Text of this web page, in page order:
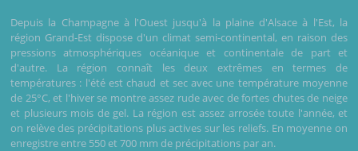
Depuis la Champagne à l'Ouest jusqu'à la plaine d'Alsace à l'Est, la
région Grand-Est dispose d'un climat semi-continental, en raison des
pressions atmosphériques océanique et continentale de part et
d'autre. La région connaît les deux extrêmes en termes de
températures : l'été est chaud et sec avec une température moyenne
de 25°C, et l'hiver se montre assez rude avec de fortes chutes de neige
et plusieurs mois de gel. La région est assez arrosée toute l'année, et
on relève des précipitations plus actives sur les reliefs. En moyenne on
enregistre entre 550 et 700 mm de précipitations par an.